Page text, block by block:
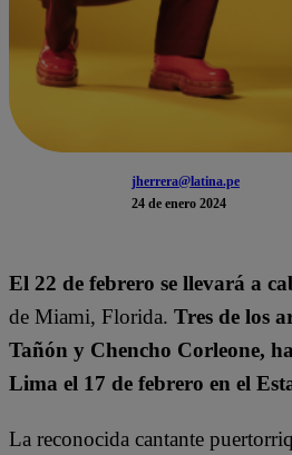
jherrera@latina.pe
24 de enero 2024
El 22 de febrero se llevará a
de Miami, Florida. Tres de los
Tañón y Chencho Corleone,
Lima el 17 de febrero en el
La reconocida cantante